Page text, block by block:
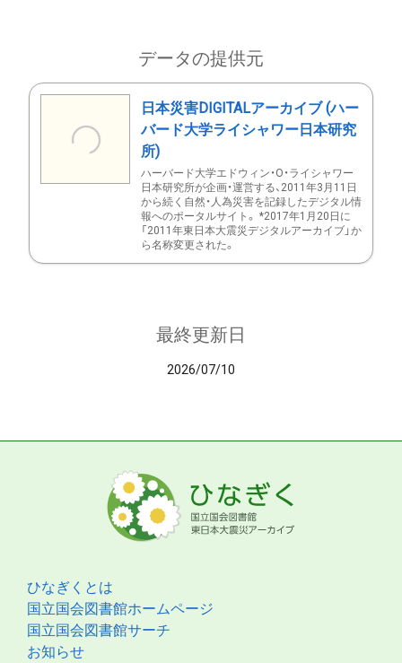
データの提供元
日本災害DIGITALアーカイブ (ハー
バード大学ライシャワー日本研究
所)
ハーバード大学エドウィン・O・ライシャワー
日本研究所が企画・運営する、2011年3月11日
から続く自然・人為災害を記録したデジタル情
報へのポータルサイト。 *2017年1月20日に
「2011年東日本大震災デジタルアーカイブ」か
ら名称変更された。
最終更新日
2026/07/10
ひなぎくとは
国立国会図書館ホームページ
国立国会図書館サーチ
お知らせ